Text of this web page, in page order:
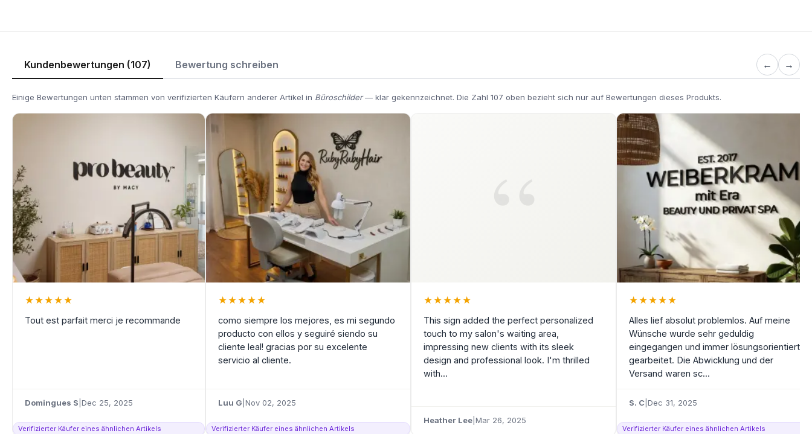
Kundenbewertungen (107) Bewertung schreiben ← →
Einige Bewertungen unten stammen von verifizierten Käufern anderer Artikel in Büroschilder— klar gekennzeichnet. Die Zahl 107 oben bezieht sich nur auf Bewertungen dieses Produkts.
★★★★★
Tout est parfait merci je recommande
Domingues S Dec 25, 2025
Verifizierter Käufer eines ähnlichen Artikels
★★★★★
como siempre los mejores, es mi segundo
producto con ellos y seguiré siendo su
cliente leal! gracias por su excelente
servicio al cliente.
Luu G Nov 02, 2025
Verifizierter Käufer eines ähnlichen Artikels
★★★★★
This sign added the perfect personalized
touch to my salon's waiting area,
impressing new clients with its sleek
design and professional look. I'm thrilled
with...
Heather Lee Mar 26, 2025
★★★★★
Alles lief absolut problemlos. Auf meine
Wünsche wurde sehr geduldig
eingegangen und immer lösungsorientiert
gearbeitet. Die Abwicklung und der
Versand waren sc...
S. C Dec 31, 2025
Verifizierter Käufer eines ähnlichen Artikels